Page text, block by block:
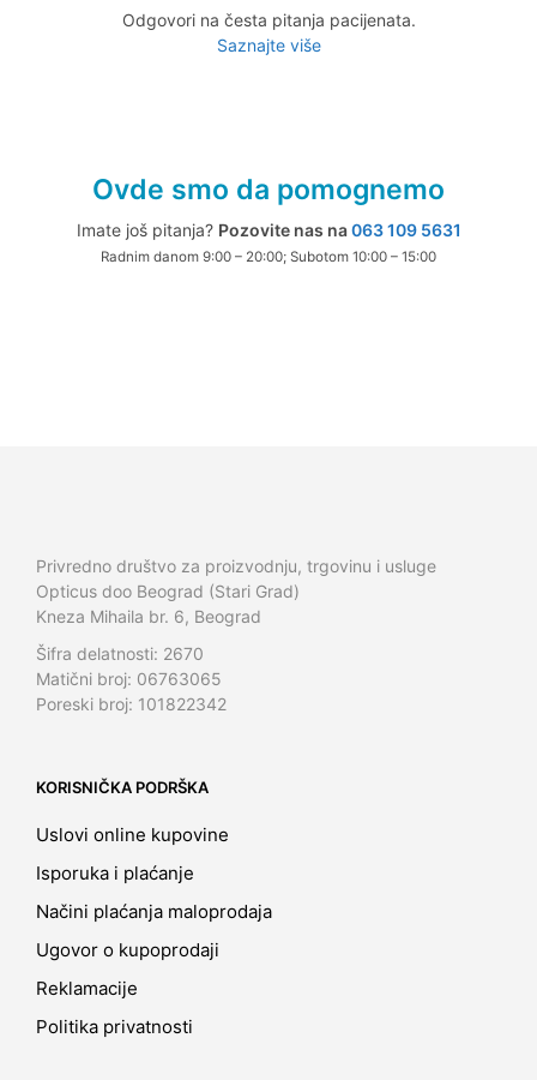
Odgovori na česta pitanja pacijenata.
Saznajte više
Ovde smo da pomognemo
Imate još pitanja? Pozovite nas na063 109 5631
Radnim danom 9:00 – 20:00; Subotom 10:00 – 15:00
Privredno društvo za proizvodnju, trgovinu i usluge
Opticus doo Beograd (Stari Grad)
Kneza Mihaila br. 6, Beograd
Šifra delatnosti: 2670
Matični broj: 06763065
Poreski broj: 101822342
KORISNIČKA PODRŠKA
Uslovi online kupovine
Isporuka i plaćanje
Načini plaćanja maloprodaja
Ugovor o kupoprodaji
Reklamacije
Politika privatnosti